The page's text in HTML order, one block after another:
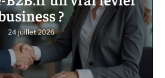
?
24 juillet 2026